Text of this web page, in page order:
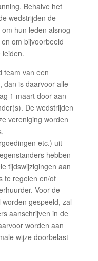
Behalve het
wedstrijden de
hun leden alsnog
om bijvoorbeeld
leiden.
team van een
dan is daarvoor alle
1 maart door aan
De wedstrijden
vereniging worden
etc.) uit
hebben
tijdswijzigingen aan
te regelen en/of
Voor de
gespeeld, zal
aanschrijven in de
worden aan
wijze doorbelast